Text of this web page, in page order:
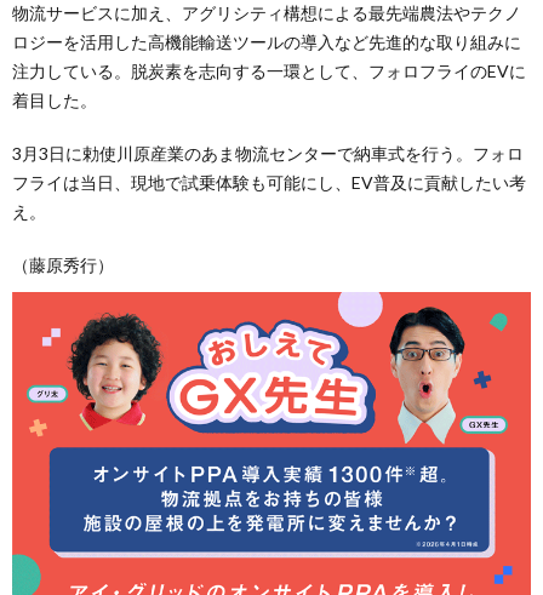
物流サービスに加え、アグリシティ構想による最先端農法やテクノ
ロジーを活用した高機能輸送ツールの導入など先進的な取り組みに
注力している。脱炭素を志向する一環として、フォロフライのEVに
着目した。
3月3日に勅使川原産業のあま物流センターで納車式を行う。フォロ
フライは当日、現地で試乗体験も可能にし、EV普及に貢献したい考
え。
（藤原秀行）